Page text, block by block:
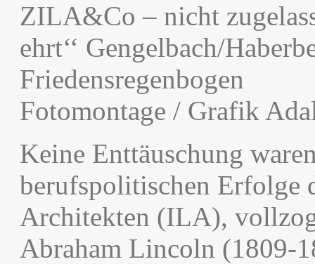
ZILA&Co – nicht
ehrt‘‘ Gengelbach/
Friedensregenbogen
Fotomontage / Grafik
Keine Enttäuschung
berufspolitischen Erfolge
Architekten (ILA),
Abraham Lincoln (1809-